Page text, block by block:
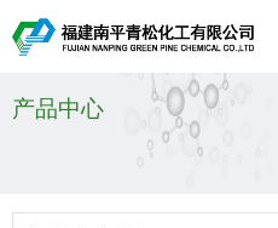
产品中心